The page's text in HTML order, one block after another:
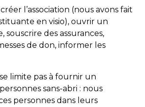
l’association (nous avons fait
en visio), ouvrir un
souscrire des assurances,
de don, informer les
limite pas à fournir un
sans-abri : nous
personnes dans leurs